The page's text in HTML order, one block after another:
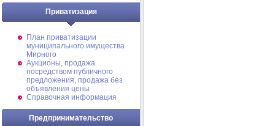
Приватизация
План приватизации
муниципального имущества
Мирного
Аукционы, продажа
посредством публичного
предложения, продажа без
объявления цены
Справочная информация
Предпринимательство